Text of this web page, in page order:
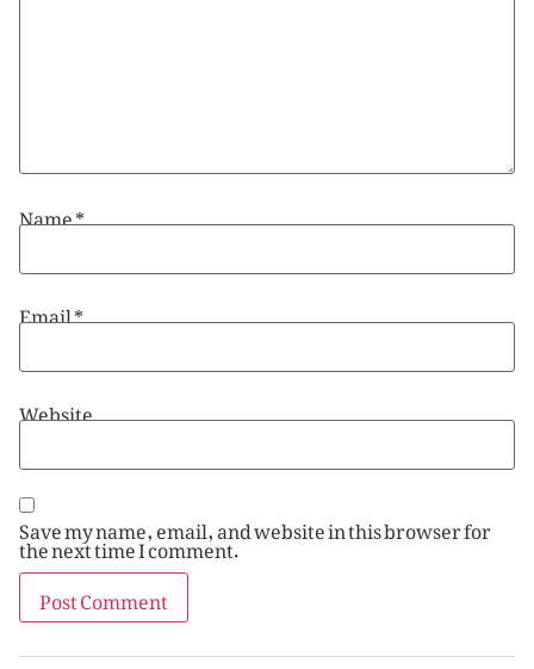
Name*
Email*
Website
Save my name, email, and website in this browser for
the next time I comment.